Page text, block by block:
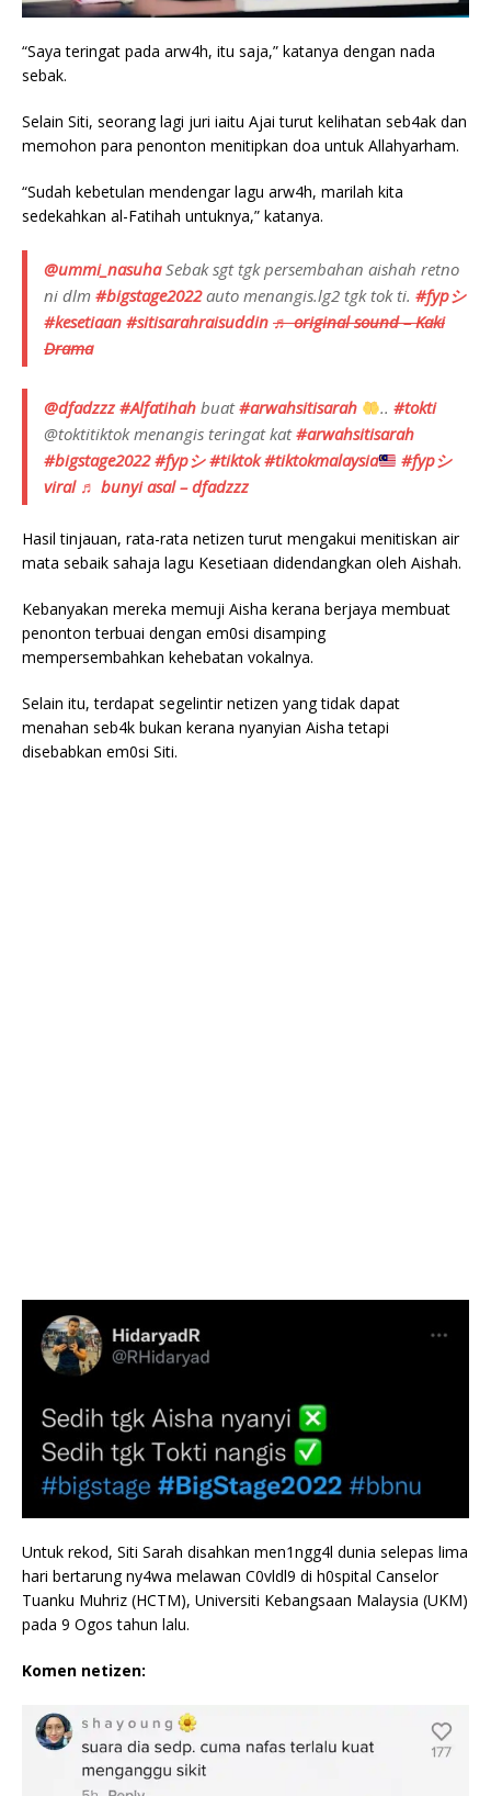
“Saya teringat pada arw4h, itu saja,” katanya dengan nada
sebak.
Selain Siti, seorang lagi juri iaitu Ajai turut kelihatan seb4ak dan
memohon para penonton menitipkan doa untuk Allahyarham.
“Sudah kebetulan mendengar lagu arw4h, marilah kita
sedekahkan al-Fatihah untuknya,” katanya.
@ummi_nasuhaSebak sgt tgk persembahan aishah retno
ni dlm #bigstage2022auto menangis.lg2 tgk tok ti. #fypシ
#kesetiaan #sitisarahraisuddin ♬ original sound – Kaki
Drama
@dfadzzz #Alfatihah buat#arwahsitisarah ..#tokti
@toktitiktok menangis teringat kat#arwahsitisarah
#bigstage2022 #fypシ #tiktok #tiktokmalaysia
#fypシ゚
viral ♬ bunyi asal – dfadzzz
Hasil tinjauan, rata-rata netizen turut mengakui menitiskan air
mata sebaik sahaja lagu Kesetiaan didendangkan oleh Aishah.
Kebanyakan mereka memuji Aisha kerana berjaya membuat
penonton terbuai dengan em0si disamping
mempersembahkan kehebatan vokalnya.
Selain itu, terdapat segelintir netizen yang tidak dapat
menahan seb4k bukan kerana nyanyian Aisha tetapi
disebabkan em0si Siti.
Untuk rekod, Siti Sarah disahkan men1ngg4l dunia selepas lima
hari bertarung ny4wa melawan C0vldl9 di h0spital Canselor
Tuanku Muhriz (HCTM), Universiti Kebangsaan Malaysia (UKM)
pada 9 Ogos tahun lalu.
Komen netizen: